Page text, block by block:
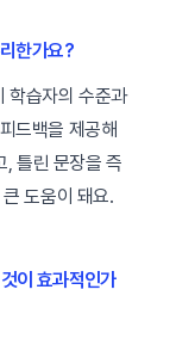
한가요?
학습자의 수준과
드백을 제공해
, 틀린 문장을 즉
도움이 돼요.
이 효과적인가